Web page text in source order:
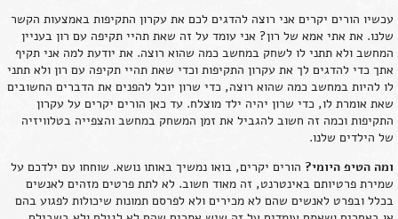
עכשיו הורים יקרים אני רוצה להדגים לכם את עקרון התקיפות באמצעות הקשר
שלנו. את אתי אמא של רון? אני עומד על זה שאת תהיי תקיפה עם רון בעניין
המחשב ולא תתני לו לשחק במחשב כמה שהוא רוצה. את יודעת למה אני תקיף
אתך כדי להדגים לך את עקרון התקיפות וכדי שאת תהיי תקיפה עם רון ולא תתני
לו להיות במחשב כמה שהוא רוצה, כדי שרון יוכל להפנים את הדברים החשובים
שאת אומרת לו, כדי שרון יהיה ילד מוצלח. עד כאן הורים יקרים על עקרון
התקיפות וכמה זה חשוב להגביל את זמן המשחק במחשב והצפייה בטלוויזיה
של הילדים שלנו.
ומה הטיפ היומי? הורים יקרים, בואו נמשיך באותו נושא. שוחחו עם ילדכם על
שמירת פרטיותם באינטרנט, זה מאוד חשוב. לא לתת פרטים מזהים לאנשים
בכלל ובפרט לאנשים שהם לא מכירים ולא לפרסם תמונות שיכולות לפגוע בהם